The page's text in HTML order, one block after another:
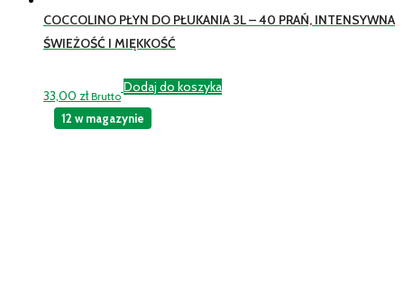
COCCOLINO PŁYN DO PŁUKANIA 3L – 40 PRAŃ, INTENSYWNA
ŚWIEŻOŚĆ I MIĘKKOŚĆ
33,00 zł Brutto
Dodaj do koszyka
12 w magazynie